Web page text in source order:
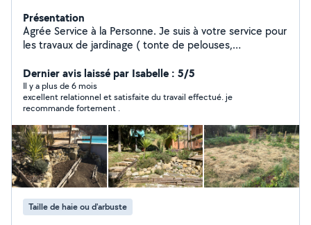
Présentation
Agrée Service à la Personne. Je suis à votre service pour
les travaux de jardinage ( tonte de pelouses,
extérieur, etc). Petits travaux de bricolage (peinture
intérieure et extérieure, nettoyage d'extérieur, etc).
Entretien et surveillance de votre maison durant votre
absence ( relevé de courrier, fermeture des volets et
compteurs, entretien des plantes,etc) Paiement par
Avance Immédiate du Crédit d'Impôt ( 50% du salaire).
Et CESU+.
Dernier avis laissé par Isabelle : 5/5
Il y a plus de 6 mois
excellent relationnel et satisfaite du travail effectué. je
recommande fortement .
Taille de haie ou d'arbuste